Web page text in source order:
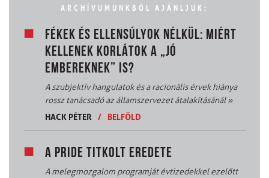
ARCHÍVUMUNKBÓL AJÁNLJUK:
FÉKEK ÉS ELLENSÚLYOK NÉLKÜL: MIÉRT
KELLENEK KORLÁTOK A „JÓ
EMBEREKNEK” IS?
A szubjektív hangulatok és a racionális érvek hiánya
rossz tanácsadó az államszervezet átalakításánál»
HACK PÉTER
/ BELFÖLD
A PRIDE TITKOLT EREDETE
A melegmozgalom programját évtizedekkel ezelőtt